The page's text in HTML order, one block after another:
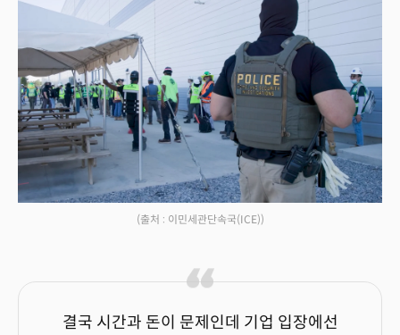
(출처 : 이민세관단속국(ICE))
결국 시간과 돈이 문제인데 기업 입장에선